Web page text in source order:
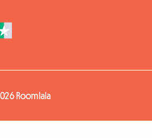
Roomlala